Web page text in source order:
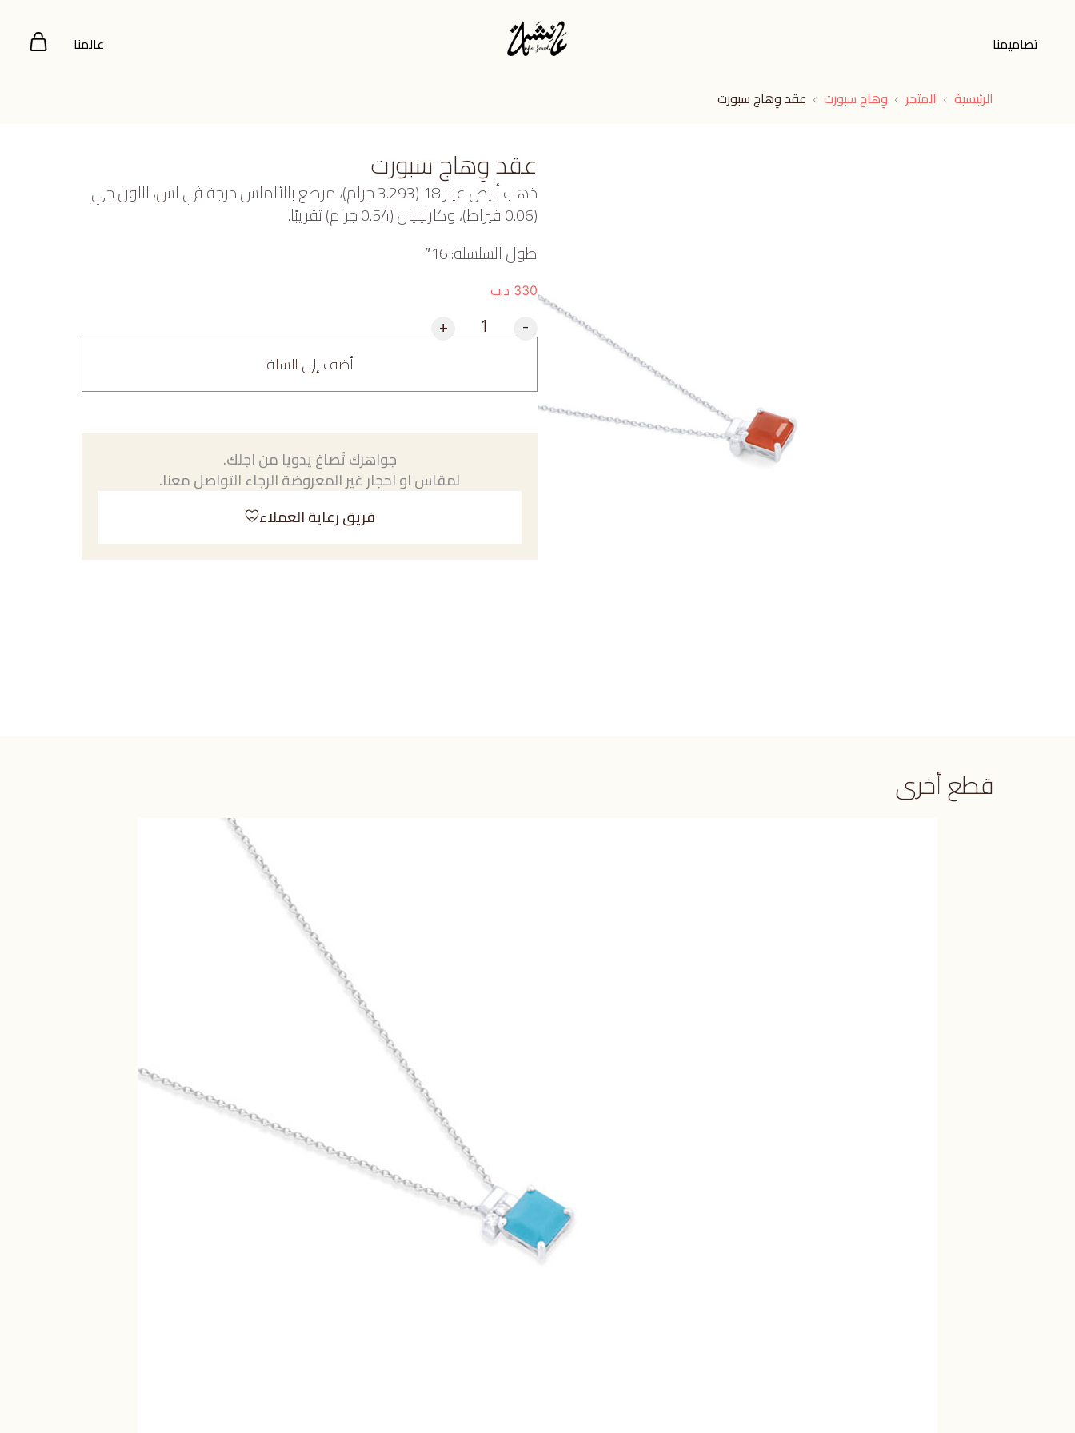
تصاميمنا عالمنا
الرئيسية المتجر وِهاج سبورت عقد وِهاج سبورت
عقد وِهاج سبورت
ذهب أبيض عيار 18 (3.293 جرام)، مرصع بالألماس درجة ڤي اس، اللون جي
(0.06 قيراط)، وكارنيليان (0.54 جرام) تقريبًا.
طول السلسلة: 16″
330 د.ب
-
+
أضف إلى السلة
جواهرك تُصاغ يدويا من اجلك.
لمقاس او احجار غير المعروضة الرجاء التواصل معنا.
فريق رعاية العملاء
قطع أخرى